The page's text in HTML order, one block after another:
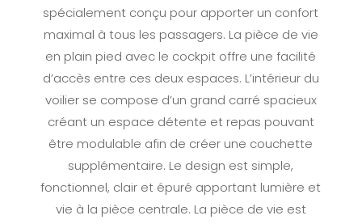
spécialement conçu pour apporter un confort
maximal à tous les passagers. La pièce de vie
en plain pied avec le cockpit offre une facilité
d’accès entre ces deux espaces. L’intérieur du
voilier se compose d’un grand carré spacieux
créant un espace détente et repas pouvant
être modulable afin de créer une couchette
supplémentaire. Le design est simple,
fonctionnel, clair et épuré apportant lumière et
vie à la pièce centrale. La pièce de vie est